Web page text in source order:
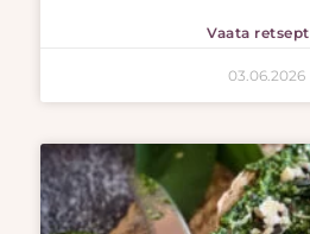
Vaata
03.06.2026